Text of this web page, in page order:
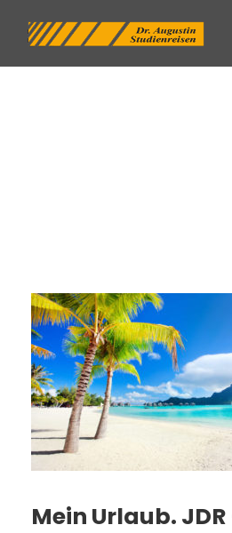
Mein Urlaub.